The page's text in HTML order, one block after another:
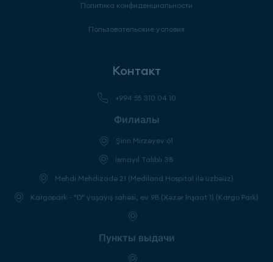
Политика конфиденциальности
Пользовательские условия
Контакт
+994 55 310 04 10
Филиалы
Şirin Mirzəyev 61
İsmayıl Talıblı 38
Mehdi Mehdizadə 21 (Mediland Hospital ilə üzbəüz)
Kargopark - "D" yaşayış sahəsi, ev 9B (Xəzər İnşaat 1) (Kargo Park)
Пункты выдачи